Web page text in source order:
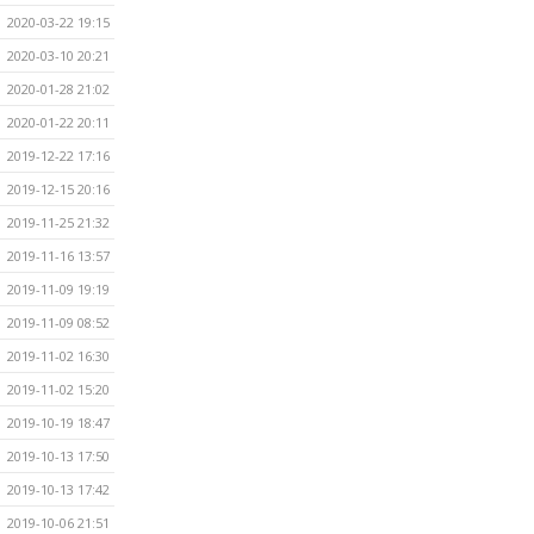
2020-03-22 19:15
2020-03-10 20:21
2020-01-28 21:02
2020-01-22 20:11
2019-12-22 17:16
2019-12-15 20:16
2019-11-25 21:32
2019-11-16 13:57
2019-11-09 19:19
2019-11-09 08:52
2019-11-02 16:30
2019-11-02 15:20
2019-10-19 18:47
2019-10-13 17:50
2019-10-13 17:42
2019-10-06 21:51